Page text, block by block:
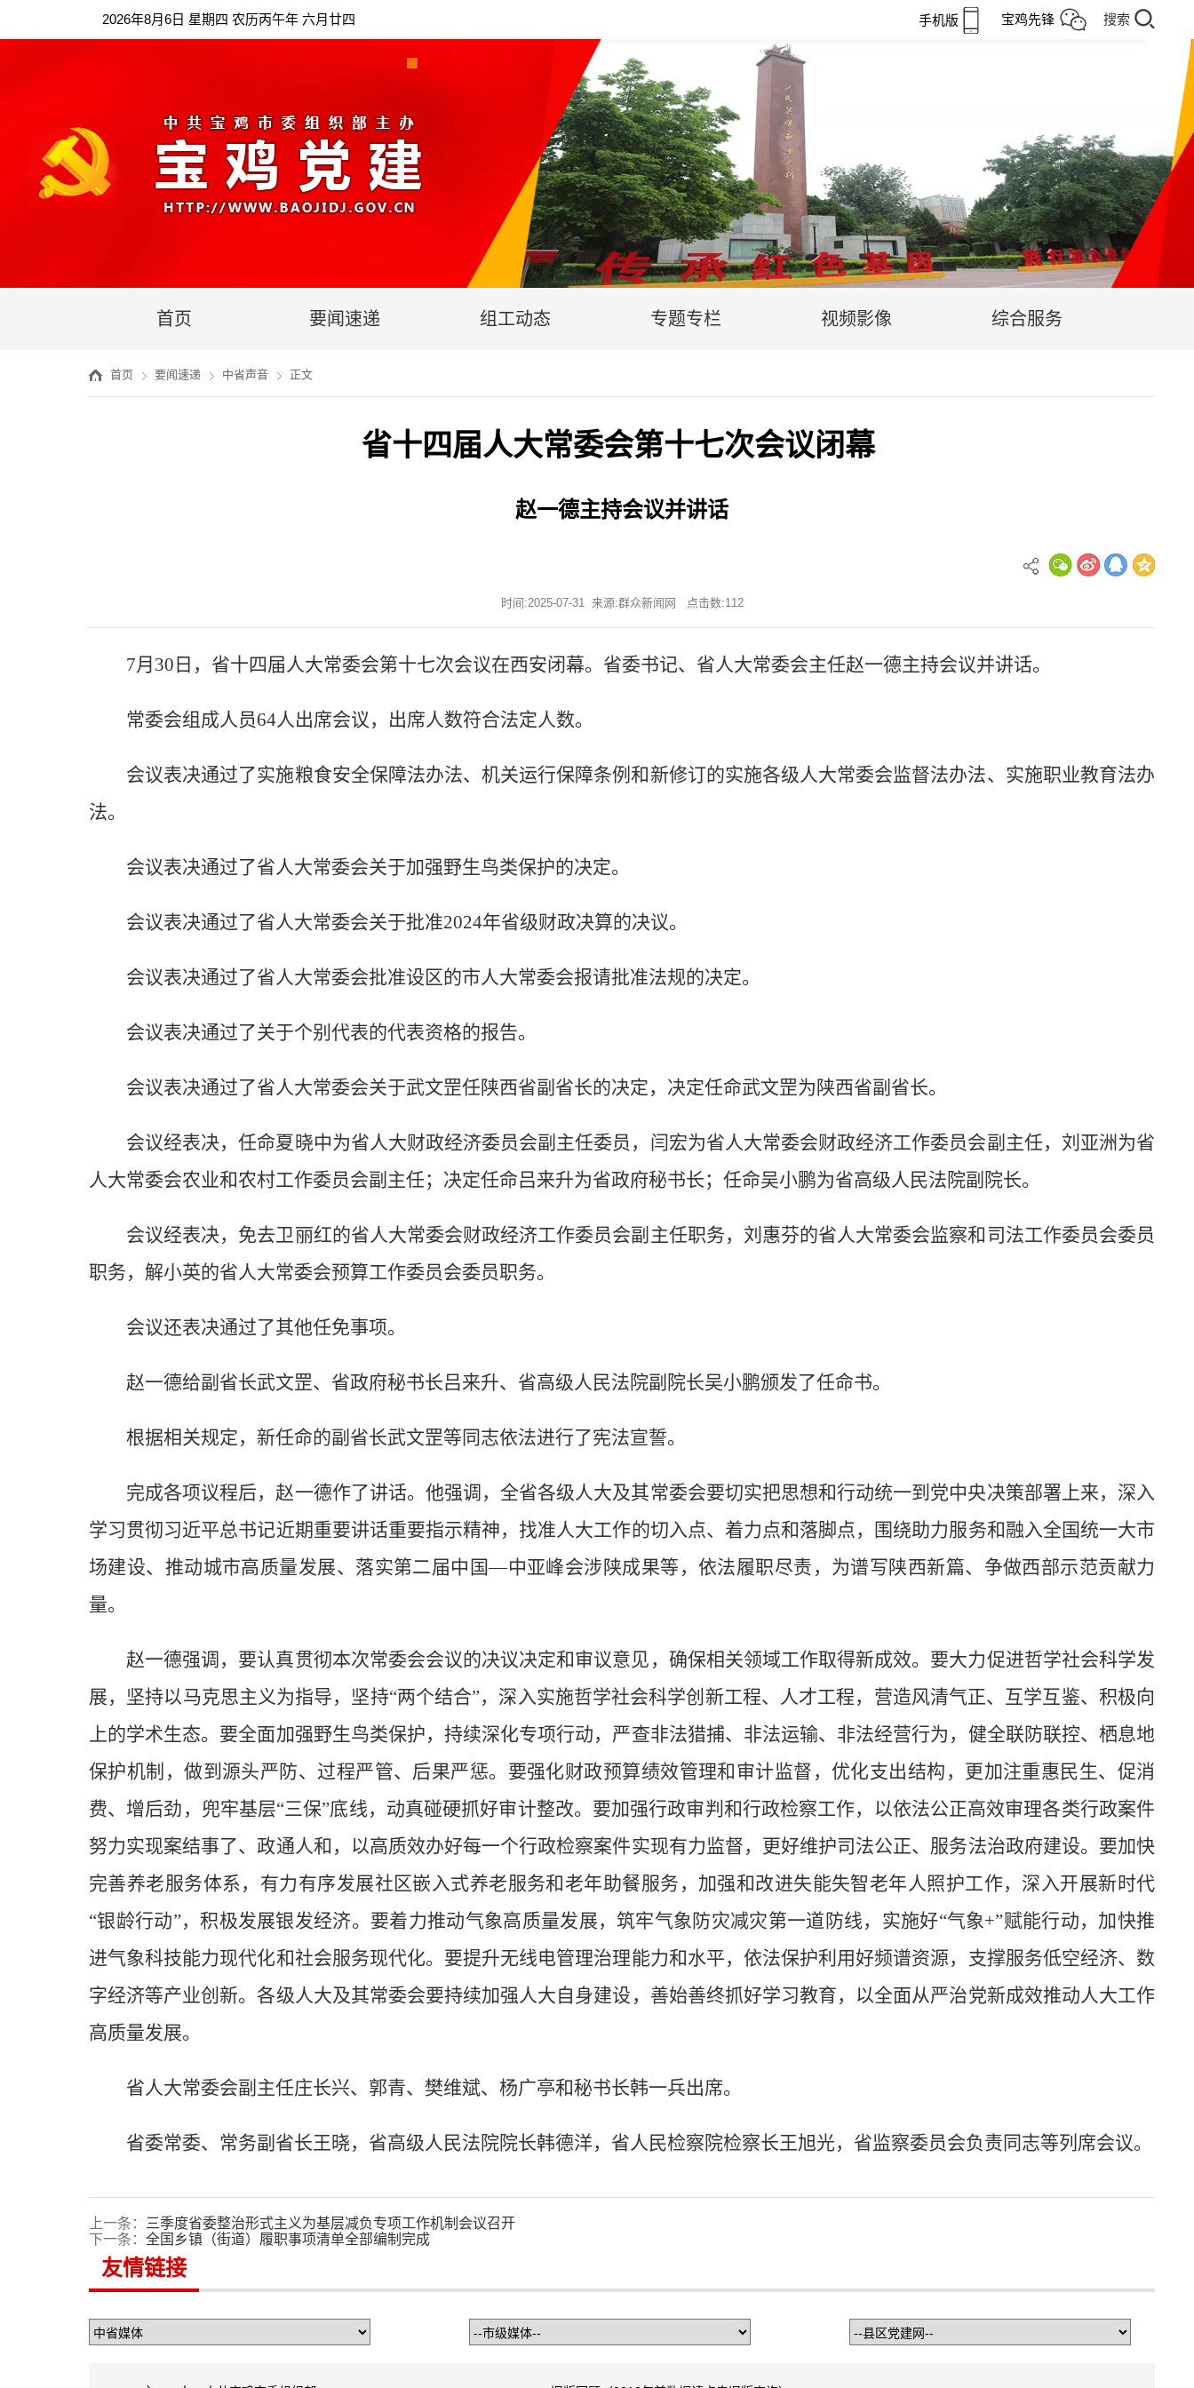
2026年8月6日 星期四 农历丙午年 六月廿四 手机版 宝鸡先锋 搜索
首页 要闻速递 组工动态 专题专栏 视频影像 综合服务
首页 要闻速递 中省声音 正文
省十四届人大常委会第十七次会议闭幕
赵一德主持会议并讲话
时间:2025-07-31 来源:群众新闻网 点击数:112
7月30日，省十四届人大常委会第十七次会议在西安闭幕。省委书记、省人大常委会主任赵一德主持会议并讲话。
常委会组成人员64人出席会议，出席人数符合法定人数。
会议表决通过了实施粮食安全保障法办法、机关运行保障条例和新修订的实施各级人大常委会监督法办法、实施职业教育法办
法。
会议表决通过了省人大常委会关于加强野生鸟类保护的决定。
会议表决通过了省人大常委会关于批准2024年省级财政决算的决议。
会议表决通过了省人大常委会批准设区的市人大常委会报请批准法规的决定。
会议表决通过了关于个别代表的代表资格的报告。
会议表决通过了省人大常委会关于武文罡任陕西省副省长的决定，决定任命武文罡为陕西省副省长。
会议经表决，任命夏晓中为省人大财政经济委员会副主任委员，闫宏为省人大常委会财政经济工作委员会副主任，刘亚洲为省
人大常委会农业和农村工作委员会副主任；决定任命吕来升为省政府秘书长；任命吴小鹏为省高级人民法院副院长。
会议经表决，免去卫丽红的省人大常委会财政经济工作委员会副主任职务，刘惠芬的省人大常委会监察和司法工作委员会委员
职务，解小英的省人大常委会预算工作委员会委员职务。
会议还表决通过了其他任免事项。
赵一德给副省长武文罡、省政府秘书长吕来升、省高级人民法院副院长吴小鹏颁发了任命书。
根据相关规定，新任命的副省长武文罡等同志依法进行了宪法宣誓。
完成各项议程后，赵一德作了讲话。他强调，全省各级人大及其常委会要切实把思想和行动统一到党中央决策部署上来，深入
学习贯彻习近平总书记近期重要讲话重要指示精神，找准人大工作的切入点、着力点和落脚点，围绕助力服务和融入全国统一大市
场建设、推动城市高质量发展、落实第二届中国—中亚峰会涉陕成果等，依法履职尽责，为谱写陕西新篇、争做西部示范贡献力
量。
赵一德强调，要认真贯彻本次常委会会议的决议决定和审议意见，确保相关领域工作取得新成效。要大力促进哲学社会科学发
展，坚持以马克思主义为指导，坚持“两个结合”，深入实施哲学社会科学创新工程、人才工程，营造风清气正、互学互鉴、积极向
上的学术生态。要全面加强野生鸟类保护，持续深化专项行动，严查非法猎捕、非法运输、非法经营行为，健全联防联控、栖息地
保护机制，做到源头严防、过程严管、后果严惩。要强化财政预算绩效管理和审计监督，优化支出结构，更加注重惠民生、促消
费、增后劲，兜牢基层“三保”底线，动真碰硬抓好审计整改。要加强行政审判和行政检察工作，以依法公正高效审理各类行政案件
努力实现案结事了、政通人和，以高质效办好每一个行政检察案件实现有力监督，更好维护司法公正、服务法治政府建设。要加快
完善养老服务体系，有力有序发展社区嵌入式养老服务和老年助餐服务，加强和改进失能失智老年人照护工作，深入开展新时代
“银龄行动”，积极发展银发经济。要着力推动气象高质量发展，筑牢气象防灾减灾第一道防线，实施好“气象+”赋能行动，加快推
进气象科技能力现代化和社会服务现代化。要提升无线电管理治理能力和水平，依法保护利用好频谱资源，支撑服务低空经济、数
字经济等产业创新。各级人大及其常委会要持续加强人大自身建设，善始善终抓好学习教育，以全面从严治党新成效推动人大工作
高质量发展。
省人大常委会副主任庄长兴、郭青、樊维斌、杨广亭和秘书长韩一兵出席。
省委常委、常务副省长王晓，省高级人民法院院长韩德洋，省人民检察院检察长王旭光，省监察委员会负责同志等列席会议。
上一条：
三季度省委整治形式主义为基层减负专项工作机制会议召开
下一条： 全国乡镇（街道）履职事项清单全部编制完成
友情链接